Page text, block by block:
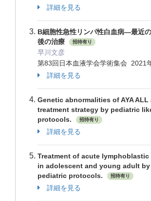
詳細を見る
B細胞性急性リンパ性白血病―最近
後の治療
招待有り
早川文彦
第83回日本血液学会学術集会 2021
詳細を見る
Genetic abnormalities of AYA ALL
treatment strategy by pediatric
protocols.
招待有り
詳細を見る
Treatment of acute lymphoblastic
in adolescent and young adult by
pediatric protocols.
招待有り
詳細を見る